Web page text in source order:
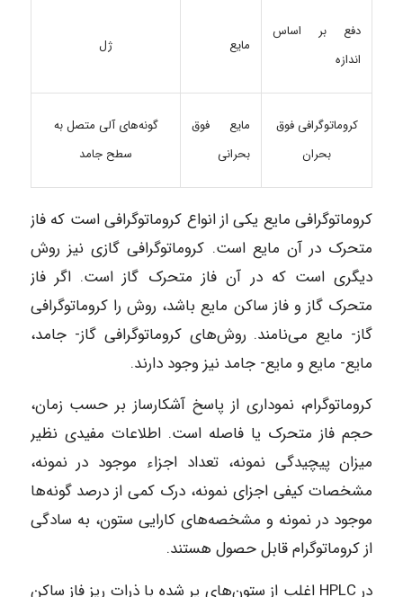
دفع بر اساس
اندازه
مایع ژل
کروماتوگرافی فوق
بحران
مایع فوق
بحرانی
گونه‌های آلی متصل به
سطح جامد
کروماتوگرافی مایع یکی از انواع کروماتوگرافی است که فاز
متحرک در آن مایع است. کروماتوگرافی گازی نیز روش
دیگری است که در آن فاز متحرک گاز است. اگر فاز
متحرک گاز و فاز ساکن مایع باشد، روش را کروماتوگرافی
گاز- مایع می‌نامند. روش‌های کروماتوگرافی گاز- جامد،
مایع- مایع و مایع- جامد نیز وجود دارند.
کروماتوگرام، نموداری از پاسخ آشکارساز بر حسب زمان،
حجم فاز متحرک یا فاصله است. اطلاعات مفیدی نظیر
میزان پیچیدگی نمونه، تعداد اجزاء موجود در نمونه،
مشخصات کیفی اجزای نمونه، درک کمی از درصد گونه‌ها
موجود در نمونه و مشخصه‌های کارایی ستون، به سادگی
از کروماتوگرام قابل حصول هستند.
در HPLC اغلب از ستون‌های پر شده با ذرات ریز فاز ساکن